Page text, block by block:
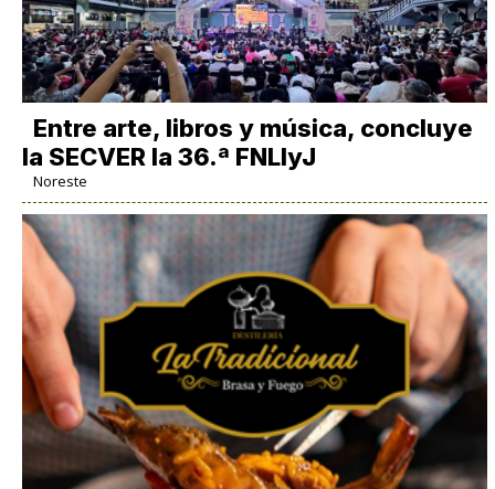
Entre arte, libros y música, concluye
la SECVER la 36.ª FNLIyJ
Noreste